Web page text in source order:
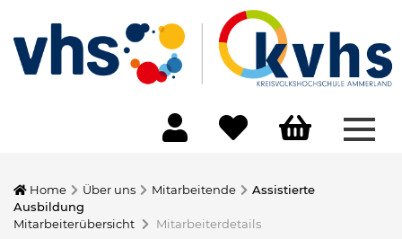
Home Über uns Mitarbeitende
Assistierte
Ausbildung
Mitarbeiterübersicht
Mitarbeiterdetails